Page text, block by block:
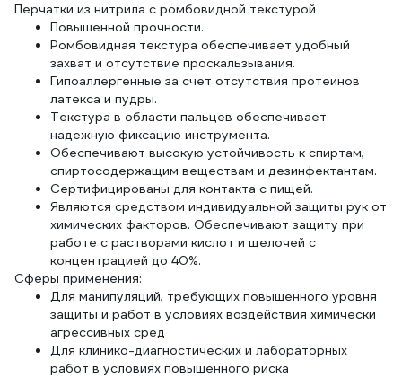
Перчатки из нитрила с ромбовидной текстурой
Повышенной прочности.
Ромбовидная текстура обеспечивает удобный
захват и отсутствие проскальзывания.
Гипоаллергенные за счет отсутствия протеинов
латекса и пудры.
Текстура в области пальцев обеспечивает
надежную фиксацию инструмента.
Обеспечивают высокую устойчивость к спиртам,
спиртосодержащим веществам и дезинфектантам.
Сертифицированы для контакта с пищей.
Являются средством индивидуальной защиты рук от
химических факторов. Обеспечивают защиту при
работе с растворами кислот и щелочей с
концентрацией до 40%.
Сферы применения:
Для манипуляций, требующих повышенного уровня
защиты и работ в условиях воздействия химически
агрессивных сред
Для клинико-диагностических и лабораторных
работ в условиях повышенного риска